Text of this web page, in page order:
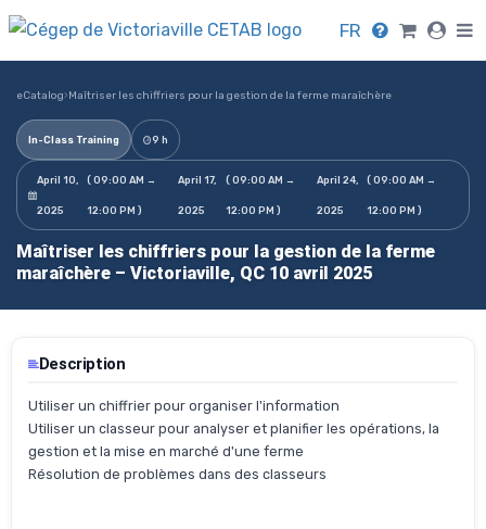
FR
eCatalog›Maîtriser les chiffriers pour la gestion de la ferme maraîchère
In-Class Training 9 h
April 10,
2025
( 09:00 AM →
12:00 PM )
April 17,
2025
( 09:00 AM →
12:00 PM )
April 24,
2025
( 09:00 AM →
12:00 PM )
Maîtriser les chiffriers pour la gestion de la ferme
maraîchère – Victoriaville, QC 10 avril 2025
Description
Utiliser un chiffrier pour organiser l'information
Utiliser un classeur pour analyser et planifier les opérations, la
gestion et la mise en marché d'une ferme
Résolution de problèmes dans des classeurs